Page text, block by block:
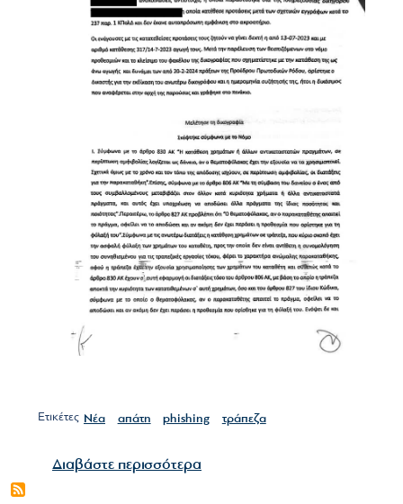
Ετικέτες Νέα απάτη phishing τράπεζα
Διαβάστε περισσότερα